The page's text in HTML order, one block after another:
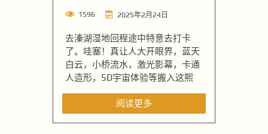
1596 2025年2月24日
去溱湖湿地回程途中特意去打卡
了。哇塞！真让人大开眼界，蓝天
白云，小桥流水，激光影幕，卡通
人造形，5D宇宙体验等搬入这熙
阅读更多